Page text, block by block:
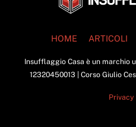
HOME
ARTICOLI
Insufflaggio Casa è un marchio
12320450013 | Corso Giulio